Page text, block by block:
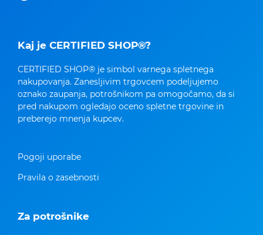
Kaj je CERTIFIED SHOP®?
CERTIFIED SHOP® je simbol varnega spletnega
nakupovanja. Zanesljivim trgovcem podeljujemo
oznako zaupanja, potrošnikom pa omogočamo, da si
pred nakupom ogledajo oceno spletne trgovine in
preberejo mnenja kupcev.
Pogoji uporabe
Pravila o zasebnosti
Za potrošnike